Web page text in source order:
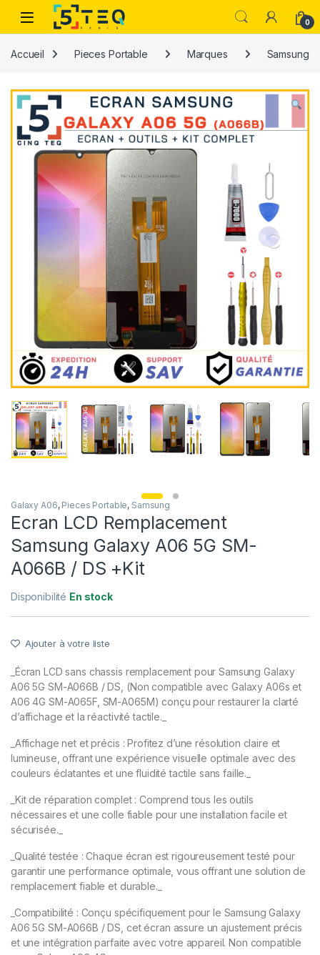
Passer à la navigation
Aller au contenu
0
Accueil Pieces Portable Marques Samsung
Galaxy A06, Pieces Portable, Samsung
Ecran LCD Remplacement
Samsung Galaxy A06 5G SM-
A066B / DS +Kit
Disponibilité En stock
Ajouter à votre liste
_Écran LCD sans chassis remplacement pour Samsung Galaxy
A06 5G SM-A066B / DS, (Non compatible avec Galaxy A06s et
A06 4G SM-A065F, SM-A065M) conçu pour restaurer la clarté
d’affichage et la réactivité tactile._
_Affichage net et précis : Profitez d’une résolution claire et
lumineuse, offrant une expérience visuelle optimale avec des
couleurs éclatantes et une fluidité tactile sans faille._
_Kit de réparation complet : Comprend tous les outils
nécessaires et une colle fiable pour une installation facile et
sécurisée._
_Qualité testée : Chaque écran est rigoureusement testé pour
garantir une performance optimale, vous offrant une solution de
remplacement fiable et durable._
_Compatibilité : Conçu spécifiquement pour le Samsung Galaxy
A06 5G SM-A066B / DS, cet écran assure un ajustement précis
et une intégration parfaite avec votre appareil. Non compatible